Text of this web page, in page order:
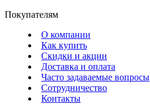
Покупателям
О компании
Как купить
Скидки и акции
Доставка и оплата
Часто задаваемые вопросы
Сотрудничество
Контакты